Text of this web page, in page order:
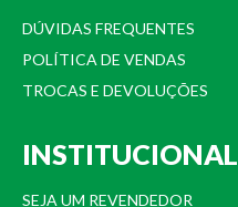
DÚVIDAS FREQUENTES
POLÍTICA DE VENDAS
TROCAS E DEVOLUÇÕES
INSTITUCIONAL
SEJA UM REVENDEDOR